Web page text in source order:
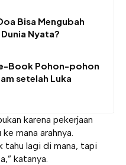
Bisa Mengubah
Nyata?
Book Pohon-pohon
setelah Luka
karena pekerjaan
mana arahnya.
tahu lagi di mana, tapi
katanya.